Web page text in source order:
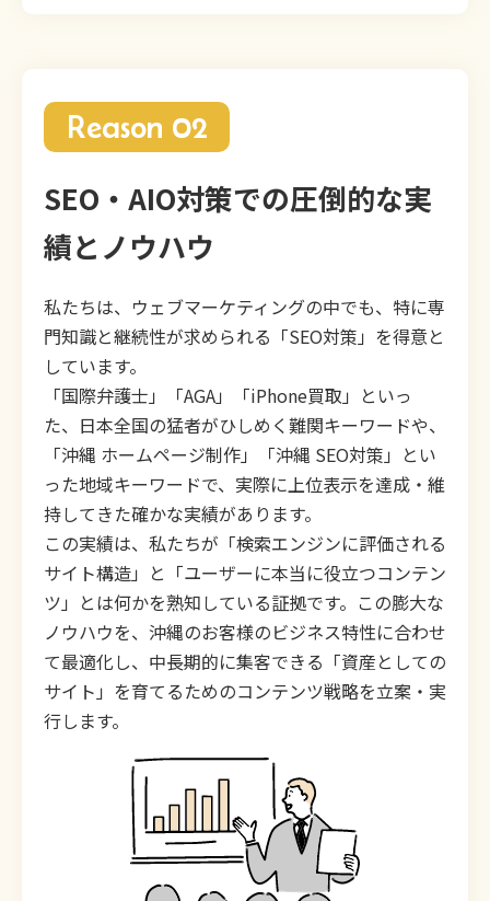
Reason 02
SEO・AIO対策での圧倒的な実
績とノウハウ
私たちは、ウェブマーケティングの中でも、特に専
門知識と継続性が求められる「SEO対策」を得意と
しています。
「国際弁護士」「AGA」「iPhone買取」といっ
た、日本全国の猛者がひしめく難関キーワードや、
「沖縄 ホームページ制作」「沖縄 SEO対策」とい
った地域キーワードで、実際に上位表示を達成・維
持してきた確かな実績があります。
この実績は、私たちが「検索エンジンに評価される
サイト構造」と「ユーザーに本当に役立つコンテン
ツ」とは何かを熟知している証拠です。この膨大な
ノウハウを、沖縄のお客様のビジネス特性に合わせ
て最適化し、中長期的に集客できる「資産としての
サイト」を育てるためのコンテンツ戦略を立案・実
行します。